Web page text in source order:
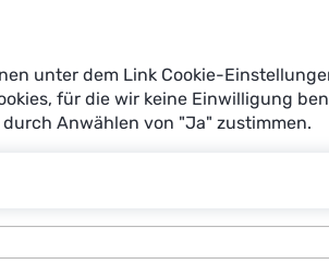
Beyer
unter dem Link Cookie-
für die wir keine Einwilligung
Anwählen von "Ja" zustimmen.